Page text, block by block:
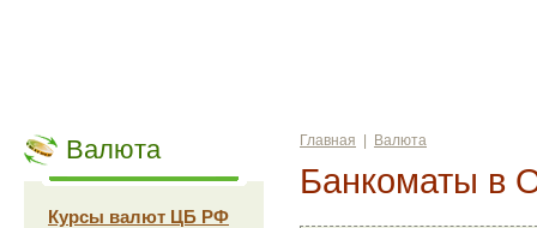
Валюта
Курсы валют ЦБ РФ
Главная Валюта
Банкоматы в